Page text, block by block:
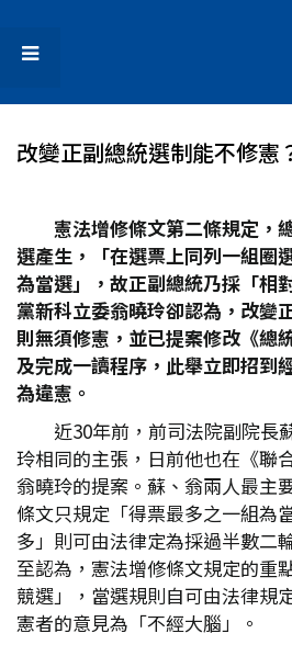
改變正副總統選制能不修
憲法增修條文第二條規定，
選產生，「在選票上同列一組圈
為當選」，故正副總統乃採「相
黨新科立委翁曉玲卻認為，改變
則無須修憲，並已提案修改《總
及完成一讀程序，此舉立即招到
為違憲。
近30年前，前司法院副院長
玲相同的主張，日前他也在《聯
翁曉玲的提案。蘇、翁兩人最主
條文只規定「得票最多之一組為
多」則可由法律定為採過半數二
至認為，憲法增修條文規定的重
競選」，當選規則自可由法律規
憲者的意見為「不經大腦」。